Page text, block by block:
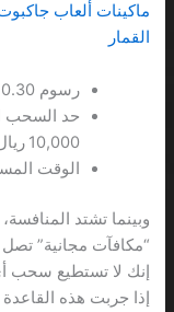
ماكينات ألعاب
القمار
رسوم PayPal: 2.9% + 0.30 ريال
10,000 ريال
الوقت